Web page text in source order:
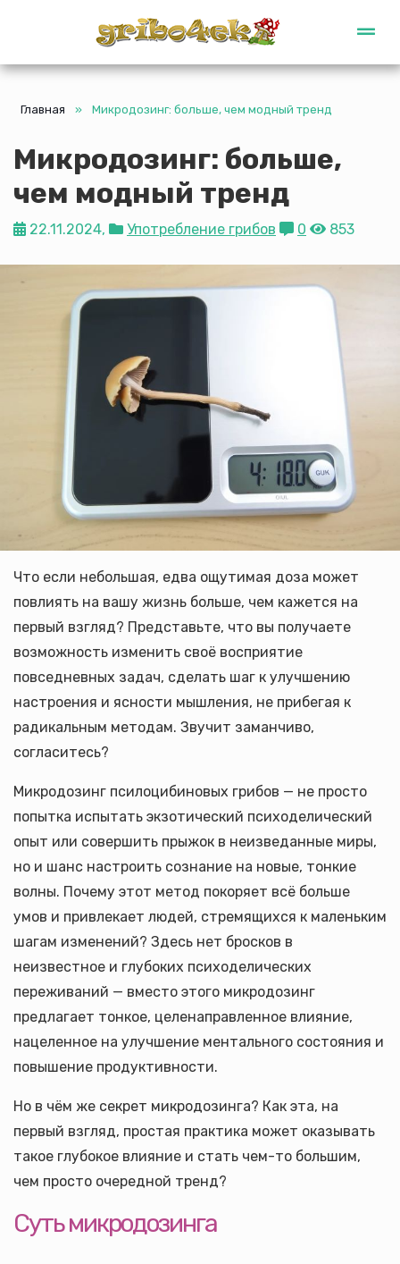
Gribo4ek
Главная » Микродозинг: больше, чем модный тренд
Микродозинг: больше,
чем модный тренд
22.11.2024, Употребление грибов 0 853
Что если небольшая, едва ощутимая доза может
повлиять на вашу жизнь больше, чем кажется на
первый взгляд? Представьте, что вы получаете
возможность изменить своё восприятие
повседневных задач, сделать шаг к улучшению
настроения и ясности мышления, не прибегая к
радикальным методам. Звучит заманчиво,
согласитесь?
Микродозинг псилоцибиновых грибов — не просто
попытка испытать экзотический психоделический
опыт или совершить прыжок в неизведанные миры,
но и шанс настроить сознание на новые, тонкие
волны. Почему этот метод покоряет всё больше
умов и привлекает людей, стремящихся к маленьким
шагам изменений? Здесь нет бросков в
неизвестное и глубоких психоделических
переживаний — вместо этого микродозинг
предлагает тонкое, целенаправленное влияние,
нацеленное на улучшение ментального состояния и
повышение продуктивности.
Но в чём же секрет микродозинга? Как эта, на
первый взгляд, простая практика может оказывать
такое глубокое влияние и стать чем-то большим,
чем просто очередной тренд?
Суть микродозинга